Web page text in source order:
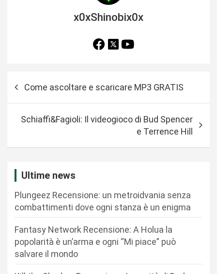
x0xShinobix0x
Come ascoltare e scaricare MP3 GRATIS
Schiaffi&Fagioli: Il videogioco di Bud Spencer
e Terrence Hill
Ultime news
Plungeez Recensione: un metroidvania senza
combattimenti dove ogni stanza è un enigma
Fantasy Network Recensione: A Holua la
popolarità è un’arma e ogni “Mi piace” può
salvare il mondo